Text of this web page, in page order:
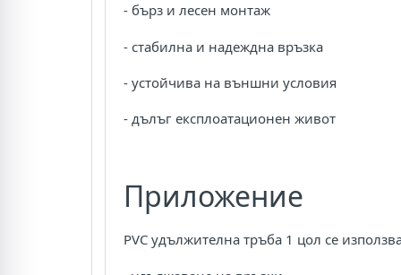
- бърз и лесен монтаж
- стабилна и надеждна връзка
- устойчива на външни условия
- дълъг експлоатационен живот
Приложение
PVC удължителна тръба 1 цол се